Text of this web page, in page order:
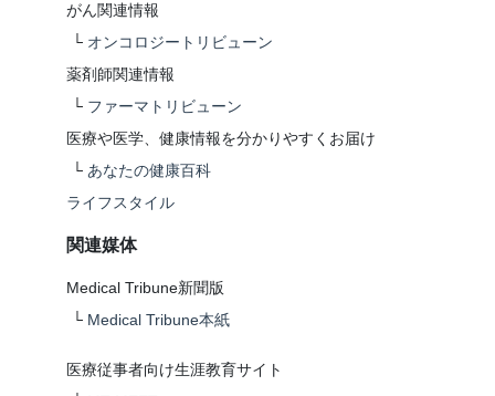
がん関連情報
└ オンコロジートリビューン
薬剤師関連情報
└ ファーマトリビューン
医療や医学、健康情報を分かりやすくお届け
└ あなたの健康百科
ライフスタイル
関連媒体
Medical Tribune新聞版
└ Medical Tribune本紙
医療従事者向け生涯教育サイト